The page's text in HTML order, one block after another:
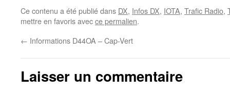
Ce contenu a été publié dans DX, Infos DX, IOTA, Trafic Radio,
mettre en favoris avecce permalien.
← Informations D44OA – Cap-Vert
Laisser un commentaire